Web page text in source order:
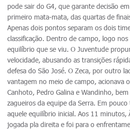
pode sair do G4, que garante decisão
primeiro mata-mata, das quartas de
Apenas dois pontos separam os dois
classificação. Dentro de campo, logo
equilíbrio que se viu. O Juventude
velocidade, abusando as transições
defesa do São José. O Zeca, por outro
vantagem no meio de campo, acionava
Canhoto, Pedro Galina e Wandinho,
zagueiros da equipe da Serra. Em
aquele equilíbrio inicial. Aos 11 minutos,
jogada pla direita e foi para o